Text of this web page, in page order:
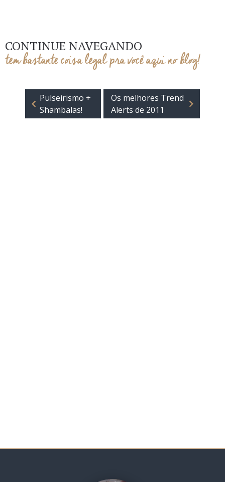
CONTINUE NAVEGANDO
tem bastante coisa legal pra você aqui no blog!
Pulseirismo +
Shambalas!
Os melhores Trend
Alerts de 2011